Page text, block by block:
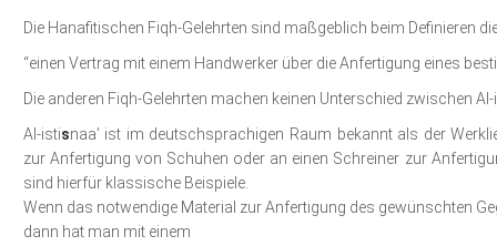
Die Hanafitischen Fiqh-Gelehrten sind maßgeblich beim Definieren
“einen Vertrag mit einem Handwerker über die Anfertigung eines
Die anderen Fiqh-Gelehrten machen keinen Unterschied zwischen
Al-istisnaa’ ist im deutschsprachigen Raum bekannt als der
zur Anfertigung von Schuhen oder an einen Schreiner zur
sind hierfür klassische Beispiele.
Wenn das notwendige Material zur Anfertigung des gewünschten
dann hat man mit einem